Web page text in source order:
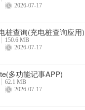
2026-07-17
桩查询(充电桩查询应用)
150.6 MB
2026-07-17
多功能记事APP)
62.1 MB
2026-07-17